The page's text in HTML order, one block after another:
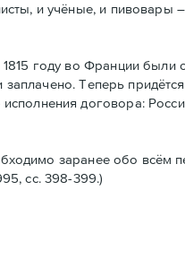
и учёные, и пивовары
году во Франции были
Теперь
договора:
заранее обо всём
сс. 398-399.)